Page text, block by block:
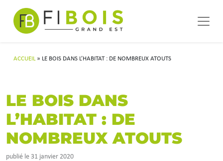
Navigation principale
ACCUEIL» LE BOIS DANS L’HABITAT : DE NOMBREUX ATOUTS
LE BOIS DANS
L’HABITAT : DE
NOMBREUX ATOUTS
publié le 31 janvier 2020